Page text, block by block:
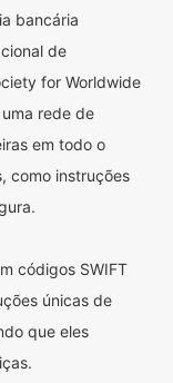
bancária
de
for Worldwide
rede de
em todo o
como instruções
códigos SWIFT
únicas de
que eles